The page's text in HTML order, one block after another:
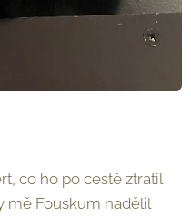
co ho po cestě ztratil
mě Fouskum nadělil